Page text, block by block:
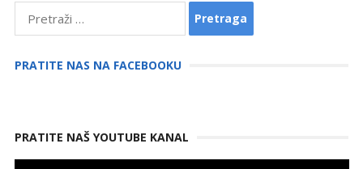
Pretraga:
PRATITE NAS NA FACEBOOKU
PRATITE NAŠ YOUTUBE KANAL